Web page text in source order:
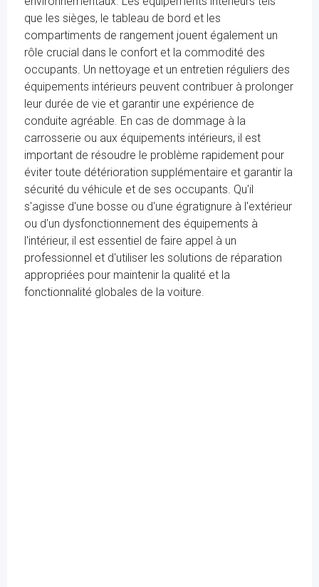
que les sièges, le tableau de bord et les
compartiments de rangement jouent également un
rôle crucial dans le confort et la commodité des
occupants. Un nettoyage et un entretien réguliers des
équipements intérieurs peuvent contribuer à prolonger
leur durée de vie et garantir une expérience de
conduite agréable. En cas de dommage à la
carrosserie ou aux équipements intérieurs, il est
important de résoudre le problème rapidement pour
éviter toute détérioration supplémentaire et garantir la
sécurité du véhicule et de ses occupants. Qu'il
s'agisse d'une bosse ou d'une égratignure à l'extérieur
ou d'un dysfonctionnement des équipements à
l'intérieur, il est essentiel de faire appel à un
professionnel et d'utiliser les solutions de réparation
appropriées pour maintenir la qualité et la
fonctionnalité globales de la voiture.